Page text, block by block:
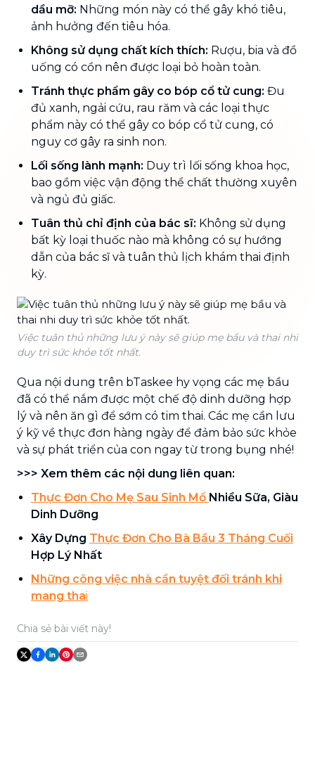
dầu mỡ: Những món này có thể gây khó tiêu,
ảnh hưởng đến tiêu hóa.
Không sử dụng chất kích thích: Rượu, bia và đồ
uống có cồn nên được loại bỏ hoàn toàn.
Tránh thực phẩm gây co bóp cổ tử cung: Đu
đủ xanh, ngải cứu, rau răm và các loại thực
phẩm này có thể gây co bóp cổ tử cung, có
nguy cơ gây ra sinh non.
Lối sống lành mạnh: Duy trì lối sống khoa học,
bao gồm việc vận động thể chất thường xuyên
và ngủ đủ giấc.
Tuân thủ chỉ định của bác sĩ: Không sử dụng
bất kỳ loại thuốc nào mà không có sự hướng
dẫn của bác sĩ và tuân thủ lịch khám thai định
kỳ.
Việc tuân thủ những lưu ý này sẽ giúp mẹ bầu và thai nhi
duy trì sức khỏe tốt nhất.
Qua nội dung trên bTaskee hy vọng các mẹ bầu
đã có thể nắm được một chế độ dinh dưỡng hợp
lý và nên ăn gì để sớm có tim thai. Các mẹ cần lưu
ý kỹ về thực đơn hàng ngày để đảm bảo sức khỏe
và sự phát triển của con ngay từ trong bụng nhé!
>>> Xem thêm các nội dung liên quan:
Thực Đơn Cho Mẹ Sau Sinh Mổ Nhiều Sữa, Giàu
Dinh Dưỡng
Xây Dựng Thực Đơn Cho Bà Bầu 3 Tháng Cuối
Hợp Lý Nhất
Những công việc nhà cần tuyệt đối tránh khi
mang thai
Chia sẻ bài viết này!